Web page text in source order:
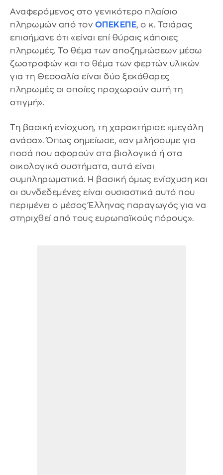
Αναφερόμενος στο γενικότερο πλαίσιο
πληρωμών από τον ΟΠΕΚΕΠΕ, ο κ. Τσιάρας
επισήμανε ότι «είναι επί θύραις κάποιες
πληρωμές. Το θέμα των αποζημιώσεων μέσω
ζωοτροφών και το θέμα των φερτών υλικών
για τη Θεσσαλία είναι δύο ξεκάθαρες
πληρωμές οι οποίες προχωρούν αυτή τη
στιγμή».
Τη βασική ενίσχυση, τη χαρακτήρισε «μεγάλη
ανάσα». Όπως σημείωσε, «αν μιλήσουμε για
ποσά που αφορούν στα βιολογικά ή στα
οικολογικά συστήματα, αυτά είναι
συμπληρωματικά. Η βασική όμως ενίσχυση και
οι συνδεδεμένες είναι ουσιαστικά αυτό που
περιμένει ο μέσος Έλληνας παραγωγός για να
στηριχθεί από τους ευρωπαϊκούς πόρους».